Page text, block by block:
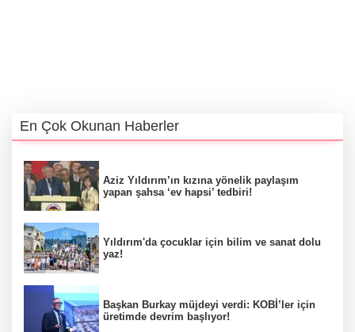
En Çok Okunan Haberler
Aziz Yıldırım’ın kızına yönelik paylaşım
yapan şahsa ‘ev hapsi’ tedbiri!
Yıldırım'da çocuklar için bilim ve sanat dolu
yaz!
Başkan Burkay müjdeyi verdi: KOBİ’ler için
üretimde devrim başlıyor!